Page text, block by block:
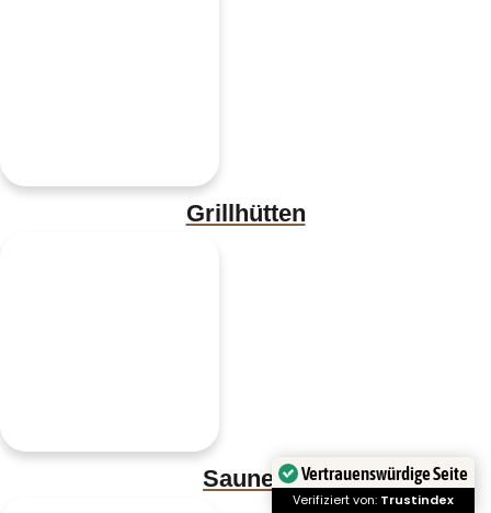
Grillhütten
Saunen Vertrauenswürdige Seite
Verifiziert von: Trustindex